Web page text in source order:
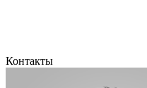
Контакты